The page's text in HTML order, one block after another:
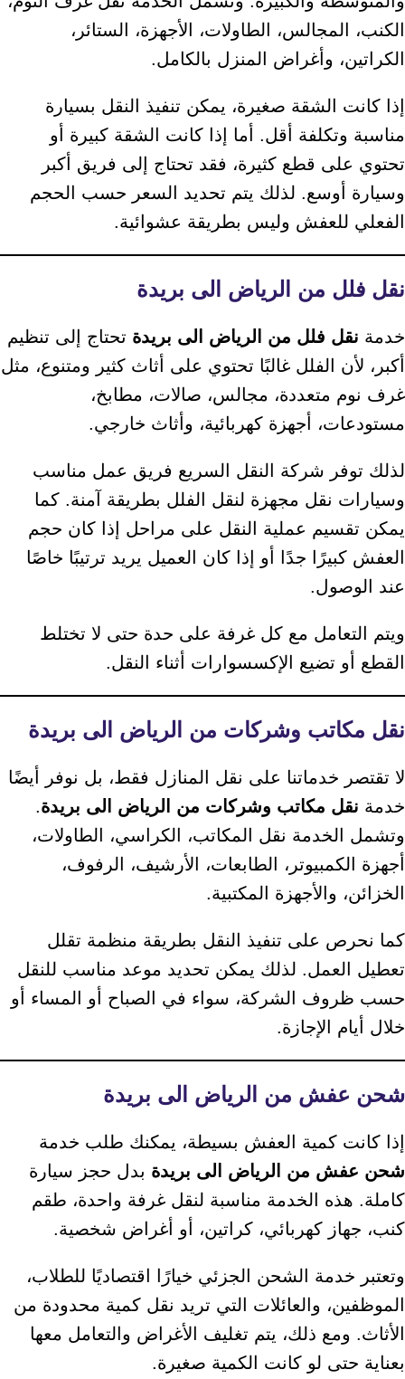
الكنب، المجالس، الطاولات، الأجهزة، الستائر،
الكراتين، وأغراض المنزل بالكامل.
إذا كانت الشقة صغيرة، يمكن تنفيذ النقل بسيارة
مناسبة وتكلفة أقل. أما إذا كانت الشقة كبيرة أو
تحتوي على قطع كثيرة، فقد تحتاج إلى فريق أكبر
وسيارة أوسع. لذلك يتم تحديد السعر حسب الحجم
الفعلي للعفش وليس بطريقة عشوائية.
نقل فلل من الرياض الى بريدة
خدمة نقل فلل من الرياض الى بريدة تحتاج إلى تنظيم
أكبر، لأن الفلل غالبًا تحتوي على أثاث كثير ومتنوع، مثل
غرف نوم متعددة، مجالس، صالات، مطابخ،
مستودعات، أجهزة كهربائية، وأثاث خارجي.
لذلك توفر شركة النقل السريع فريق عمل مناسب
وسيارات نقل مجهزة لنقل الفلل بطريقة آمنة. كما
يمكن تقسيم عملية النقل على مراحل إذا كان حجم
العفش كبيرًا جدًا أو إذا كان العميل يريد ترتيبًا خاصًا
عند الوصول.
ويتم التعامل مع كل غرفة على حدة حتى لا تختلط
القطع أو تضيع الإكسسوارات أثناء النقل.
نقل مكاتب وشركات من الرياض الى بريدة
لا تقتصر خدماتنا على نقل المنازل فقط، بل نوفر أيضًا
خدمة نقل مكاتب وشركات من الرياض الى بريدة.
وتشمل الخدمة نقل المكاتب، الكراسي، الطاولات،
أجهزة الكمبيوتر، الطابعات، الأرشيف، الرفوف،
الخزائن، والأجهزة المكتبية.
كما نحرص على تنفيذ النقل بطريقة منظمة تقلل
تعطيل العمل. لذلك يمكن تحديد موعد مناسب للنقل
حسب ظروف الشركة، سواء في الصباح أو المساء أو
خلال أيام الإجازة.
شحن عفش من الرياض الى بريدة
إذا كانت كمية العفش بسيطة، يمكنك طلب خدمة
شحن عفش من الرياض الى بريدة بدل حجز سيارة
كاملة. هذه الخدمة مناسبة لنقل غرفة واحدة، طقم
كنب، جهاز كهربائي، كراتين، أو أغراض شخصية.
وتعتبر خدمة الشحن الجزئي خيارًا اقتصاديًا للطلاب،
الموظفين، والعائلات التي تريد نقل كمية محدودة من
الأثاث. ومع ذلك، يتم تغليف الأغراض والتعامل معها
بعناية حتى لو كانت الكمية صغيرة.